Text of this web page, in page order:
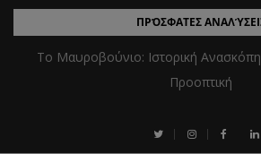
ΠΡΌΣΦΑΤΕΣ
Το Μαυροβούνιο: Ιστορική
Προοπτική